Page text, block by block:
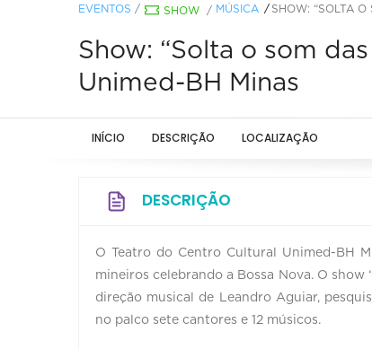
EVENTOS / SHOW / MÚSICA SHOW: “SOLTA
Show: “Solta o som
Unimed-BH Minas
INÍCIO DESCRIÇÃO LOCALIZAÇÃO
DESCRIÇÃO
O Teatro do Centro Cultural Unimed-BH
mineiros celebrando a Bossa Nova. O show
direção musical de Leandro Aguiar,
no palco sete cantores e 12 músicos.